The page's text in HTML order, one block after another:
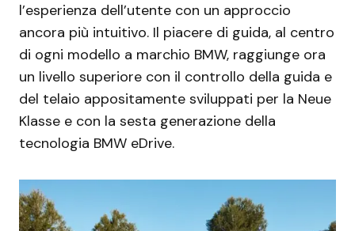
l’esperienza dell’utente con un approccio
ancora più intuitivo. Il piacere di guida, al centro
di ogni modello a marchio BMW, raggiunge ora
un livello superiore con il controllo della guida e
del telaio appositamente sviluppati per la Neue
Klasse e con la sesta generazione della
tecnologia BMW eDrive.